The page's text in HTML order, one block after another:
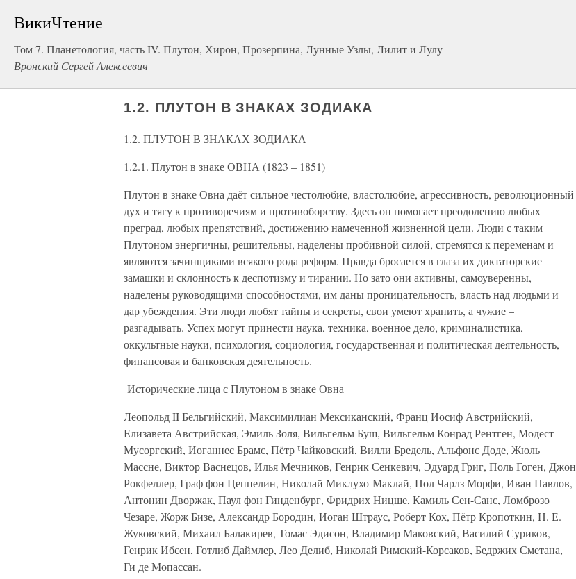
ВикиЧтение
Том 7. Планетология, часть IV. Плутон, Хирон, Прозерпина, Лунные Узлы, Лилит и Лулу
Вронский Сергей Алексеевич
1.2. ПЛУТОН В ЗНАКАХ ЗОДИАКА
1.2. ПЛУТОН В ЗНАКАХ ЗОДИАКА
1.2.1. Плутон в знаке ОВНА (1823 – 1851)
Плутон в знаке Овна даёт сильное честолюбие, властолюбие, агрессивность, революционный
дух и тягу к противоречиям и противоборству. Здесь он помогает преодолению любых
преград, любых препятствий, достижению намеченной жизненной цели. Люди с таким
Плутоном энергичны, решительны, наделены пробивной силой, стремятся к переменам и
являются зачинщиками всякого рода реформ. Правда бросается в глаза их диктаторские
замашки и склонность к деспотизму и тирании. Но зато они активны, самоуверенны,
наделены руководящими способностями, им даны проницательность, власть над людьми и
дар убеждения. Эти люди любят тайны и секреты, свои умеют хранить, а чужие –
разгадывать. Успех могут принести наука, техника, военное дело, криминалистика,
оккультные науки, психология, социология, государственная и политическая деятельность,
финансовая и банковская деятельность.
Исторические лица с Плутоном в знаке Овна
Леопольд II Бельгийский, Максимилиан Мексиканский, Франц Иосиф Австрийский,
Елизавета Австрийская, Эмиль Золя, Вильгельм Буш, Вильгельм Конрад Рентген, Модест
Мусоргский, Иоганнес Брамс, Пётр Чайковский, Вилли Бредель, Альфонс Доде, Жюль
Массне, Виктор Васнецов, Илья Мечников, Генрик Сенкевич, Эдуард Григ, Поль Гоген, Джон
Рокфеллер, Граф фон Цеппелин, Николай Миклухо-Маклай, Пол Чарлз Морфи, Иван Павлов,
Антонин Дворжак, Паул фон Гинденбург, Фридрих Ницше, Камиль Сен-Санс, Ломброзо
Чезаре, Жорж Бизе, Александр Бородин, Иоган Штраус, Роберт Кох, Пётр Кропоткин, Н. Е.
Жуковский, Михаил Балакирев, Томас Эдисон, Владимир Маковский, Василий Суриков,
Генрик Ибсен, Готлиб Даймлер, Лео Делиб, Николай Римский-Корсаков, Бедржих Сметана,
Ги де Мопассан.